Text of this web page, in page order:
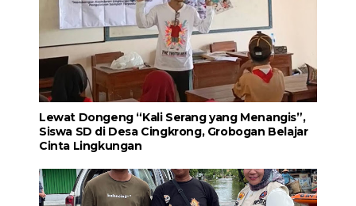
Lewat Dongeng “Kali Serang yang Menangis”,
Siswa SD di Desa Cingkrong, Grobogan Belajar
Cinta Lingkungan